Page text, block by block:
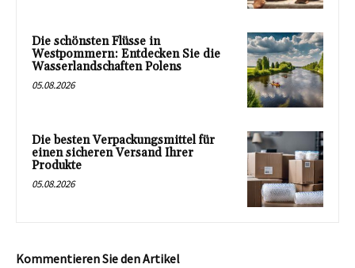
Die schönsten Flüsse in
Westpommern: Entdecken Sie die
Wasserlandschaften Polens
05.08.2026
Die besten Verpackungsmittel für
einen sicheren Versand Ihrer
Produkte
05.08.2026
Kommentieren Sie den Artikel